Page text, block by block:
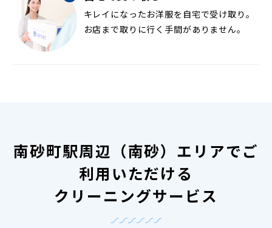
キレイになったお洋服を自宅で受け取り。
お店まで取りに行く手間がありません。
南砂町駅周辺（南砂）エリアでご
利用いただける
クリーニングサービス